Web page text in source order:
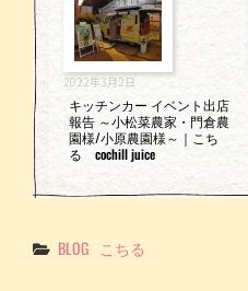
2022年3月2日
キッチンカー イベント出店
報告 ～小松菜農家・門倉農
園様/小原農園様～｜こち
る cochill juice
Categories
BLOG こちる